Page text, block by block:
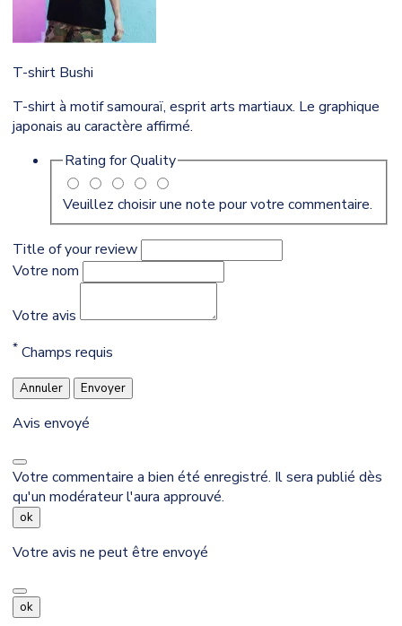
T-shirt Bushi
T-shirt à motif samouraï, esprit arts martiaux. Le graphique
japonais au caractère affirmé.
Rating forQuality
Veuillez choisir une note pour votre commentaire.
Title of your review
Votre nom
Votre avis
* Champs requis
Annuler Envoyer
Avis envoyé
Votre commentaire a bien été enregistré. Il sera publié dès
qu'un modérateur l'aura approuvé.
ok
Votre avis ne peut être envoyé
ok